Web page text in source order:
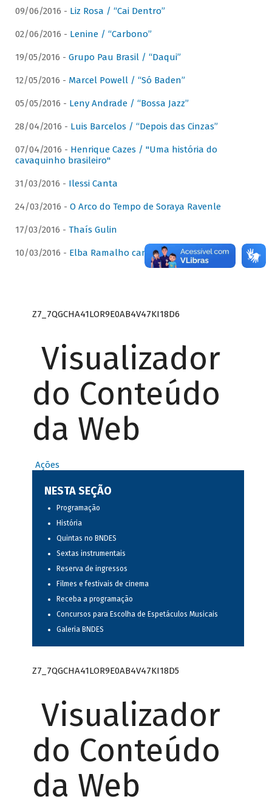
09/06/2016 - Liz Rosa / “Cai Dentro”
02/06/2016 - Lenine / “Carbono”
19/05/2016 - Grupo Pau Brasil / “Daqui”
12/05/2016 - Marcel Powell / “Só Baden”
05/05/2016 - Leny Andrade / “Bossa Jazz”
28/04/2016 - Luis Barcelos / “Depois das Cinzas”
07/04/2016 - Henrique Cazes / "Uma história do
cavaquinho brasileiro"
31/03/2016 - Ilessi Canta
24/03/2016 - O Arco do Tempo de Soraya Ravenle
17/03/2016 - Thaís Gulin
10/03/2016 - Elba Ramalho canta Dominguinhos
Z7_7QGCHA41LOR9E0AB4V47KI18D6
Visualizador
do Conteúdo
da Web
Ações
NESTA SEÇÃO
Programação
História
Quintas no BNDES
Sextas instrumentais
Reserva de ingressos
Filmes e festivais de cinema
Receba a programação
Concursos para Escolha de Espetáculos Musicais
Galeria BNDES
Z7_7QGCHA41LOR9E0AB4V47KI18D5
Visualizador
do Conteúdo
da Web